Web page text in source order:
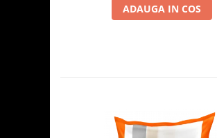
ADAUGA IN COS